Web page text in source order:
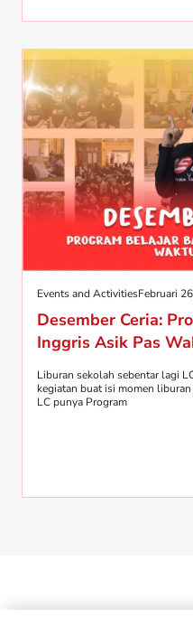
Events and ActivitiesFebruari
Desember Ceria:
Inggris Asik Pas
Liburan sekolah sebentar lagi
kegiatan buat isi momen
LC punya Program